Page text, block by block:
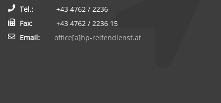
Tel.:
+43 4762 / 2236
Fax:
+43 4762 / 2236 15
Email:
office[a]hp-reifendienst.at